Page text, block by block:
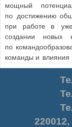
мощный
по достижению
при работе в
создании новых
по
команды и
220012,